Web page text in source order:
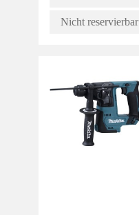
Nicht reservierbar